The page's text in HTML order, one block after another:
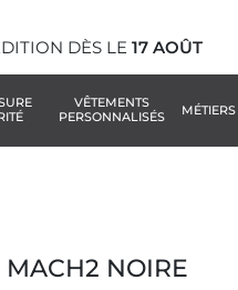
DÈS LE 17 AOÛT
VÊTEMENTS
PERSONNALISÉS
MÉTIERS
NOIRE